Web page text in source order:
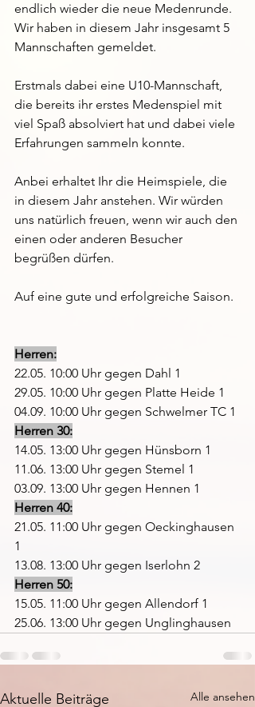
endlich wieder die neue Medenrunde.
Wir haben in diesem Jahr insgesamt 5
Mannschaften gemeldet.
Erstmals dabei eine U10-Mannschaft,
die bereits ihr erstes Medenspiel mit
viel Spaß absolviert hat und dabei viele
Erfahrungen sammeln konnte.
Anbei erhaltet Ihr die Heimspiele, die
in diesem Jahr anstehen. Wir würden
uns natürlich freuen, wenn wir auch den
einen oder anderen Besucher
begrüßen dürfen.
Auf eine gute und erfolgreiche Saison.
Herren:
22.05. 10:00 Uhr gegen Dahl 1
29.05. 10:00 Uhr gegen Platte Heide 1
04.09. 10:00 Uhr gegen Schwelmer TC 1
Herren 30:
14.05. 13:00 Uhr gegen Hünsborn 1
11.06. 13:00 Uhr gegen Stemel 1
03.09. 13:00 Uhr gegen Hennen 1
Herren 40:
21.05. 11:00 Uhr gegen Oeckinghausen
1
13.08. 13:00 Uhr gegen Iserlohn 2
Herren 50:
15.05. 11:00 Uhr gegen Allendorf 1
25.06. 13:00 Uhr gegen Unglinghausen
Aktuelle Beiträge Alle ansehen